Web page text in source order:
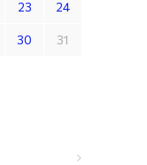
23 24
30
31